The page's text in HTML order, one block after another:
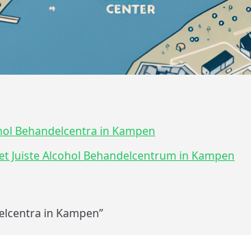
Behandelcentra in Kampen
Juiste Alcohol Behandelcentrum in Kampen
in Kampen”